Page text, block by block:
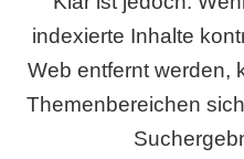
indexierte Inhalte
Web entfernt werden,
Themenbereichen